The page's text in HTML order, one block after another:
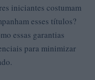
iniciantes costumam
esses títulos?
essas garantias
para minimizar